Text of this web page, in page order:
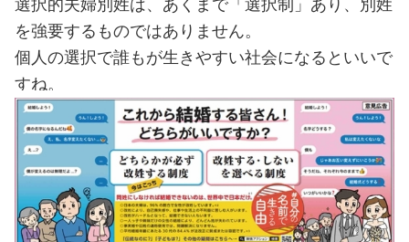
選択的夫婦別姓は、あくまで「選択制」あり、別姓
を強要するものではありません。
個人の選択で誰もが生きやすい社会になるといいで
すね。